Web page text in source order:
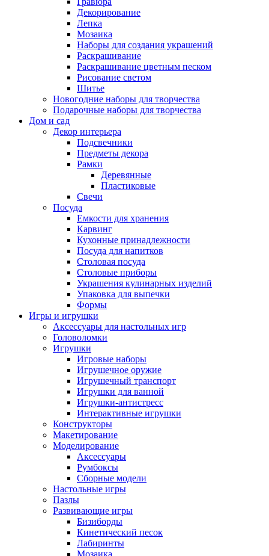
Декорирование
Лепка
Мозаика
Наборы для создания украшений
Раскрашивание
Раскрашивание цветным песком
Рисование светом
Шитье
Новогодние наборы для творчества
Подарочные наборы для творчества
Дом и сад
Декор интерьера
Подсвечники
Предметы декора
Рамки
Деревянные
Пластиковые
Свечи
Посуда
Емкости для хранения
Карвинг
Кухонные принадлежности
Посуда для напитков
Столовая посуда
Столовые приборы
Украшения кулинарных изделий
Упаковка для выпечки
Формы
Игры и игрушки
Аксессуары для настольных игр
Головоломки
Игрушки
Игровые наборы
Игрушечное оружие
Игрушечный транспорт
Игрушки для ванной
Игрушки-антистресс
Интерактивные игрушки
Конструкторы
Макетирование
Моделирование
Аксессуары
Румбоксы
Сборные модели
Настольные игры
Пазлы
Развивающие игры
Бизиборды
Кинетический песок
Лабиринты
Мозаика